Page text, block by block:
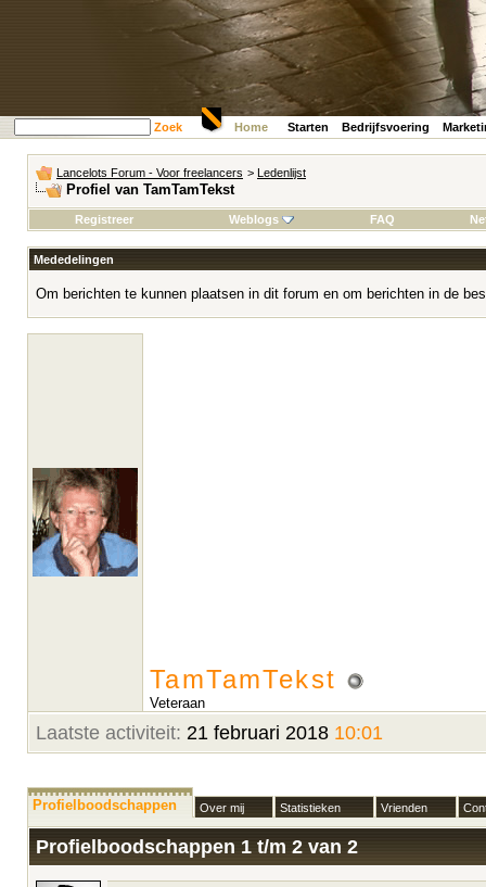
Zoek Home Starten Bedrijfsvoering
Lancelots Forum - Voor freelancers > Ledenlijst
Profiel van TamTamTekst
Registreer Weblogs FAQ
Mededelingen
Om berichten te kunnen plaatsen in dit forum en om berichten in de
TamTamTekst
Veteraan
Laatste activiteit: 21 februari 2018 10:01
Profielboodschappen Over mij Statistieken Vrienden
Profielboodschappen 1 t/m 2 van 2